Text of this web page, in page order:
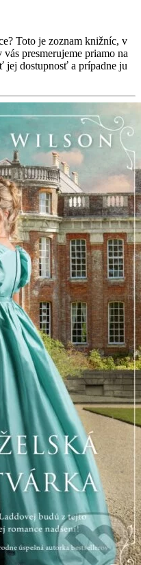
Toto je zoznam knižníc, v
presmerujeme priamo na
jej dostupnosť a prípadne ju